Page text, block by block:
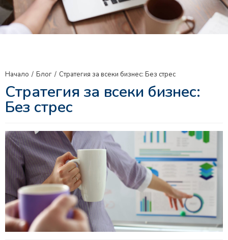
You are here:
Начало Блог Стратегия за всеки бизнес: Без стрес
Стратегия за всеки бизнес:
Без стрес